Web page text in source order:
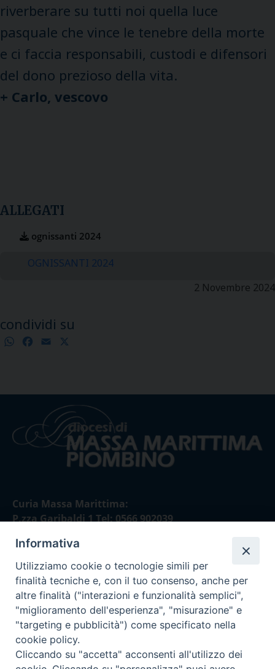
riverberare su tutti noi quella luce
pasquale che vince le tenebre della morte
e ci faccia responsabili, custodi e difensori
del dono prezioso della vita.
+ Carlo, vescovo
ALLEGATI
ognissanti 2024
OGNISSANTI 2024
2 Novembre 2024
condividi su
WhatsApp
Facebook
Email
Curia Massa Marittima:
P.zza Garibaldi 1 Tel: 0566 902039
Curia Piombino:
Via Don Minzoni,58/A Tel e Fax: 0565 32036
E-mail:
curia@diocesimassamarittima.it
Informativa
Utilizziamo cookie o tecnologie simili per
finalità tecniche e, con il tuo consenso, anche per
altre finalità ("interazioni e funzionalità semplici",
"miglioramento dell'esperienza", "misurazione" e
"targeting e pubblicità") come specificato nella
cookie policy.
Cliccando su "accetta" acconsenti all'utilizzo dei